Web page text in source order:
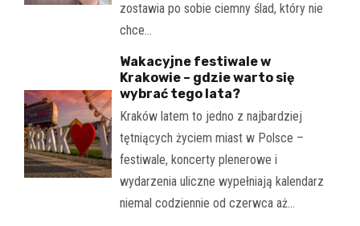
zostawia po sobie ciemny ślad, który nie
chce…
Wakacyjne festiwale w
Krakowie – gdzie warto się
wybrać tego lata?
Kraków latem to jedno z najbardziej
tętniących życiem miast w Polsce –
festiwale, koncerty plenerowe i
wydarzenia uliczne wypełniają kalendarz
niemal codziennie od czerwca aż…